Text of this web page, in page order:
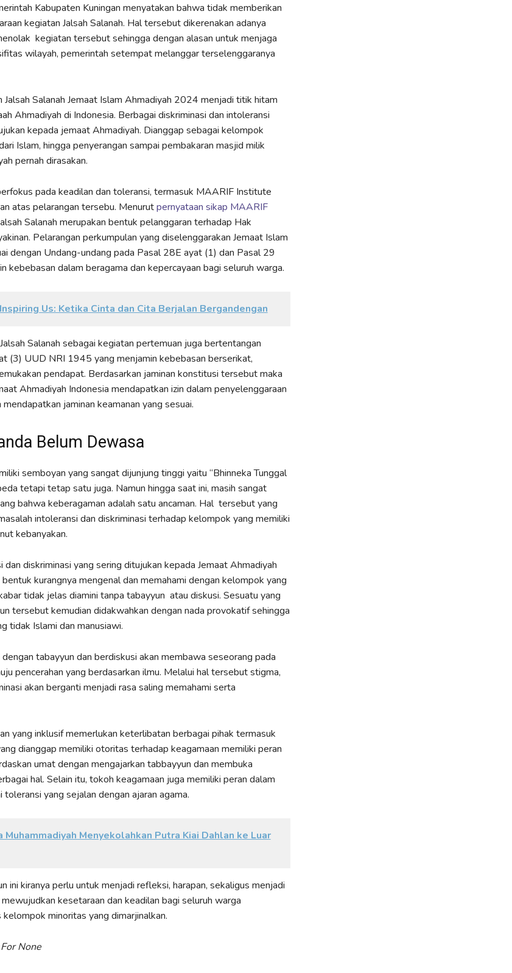
Kabupaten Kuningan menyatakan bahwa tidak memberikan
kegiatan Jalsah Salanah. Hal tersebut dikerenakan adanya
kegiatan tersebut sehingga dengan alasan untuk menjaga
wilayah, pemerintah setempat melanggar terselenggaranya
Jalsah Salanah Jemaat Islam Ahmadiyah 2024 menjadi titik hitam
Ahmadiyah di Indonesia. Berbagai diskriminasi dan intoleransi
kepada jemaat Ahmadiyah. Dianggap sebagai kelompok
Islam, hingga penyerangan sampai pembakaran masjid milik
pernah dirasakan.
pada keadilan dan toleransi, termasuk MAARIF Institute
atas pelarangan tersebu. Menurutpernyataan sikap MAARIF
Salanah merupakan bentuk pelanggaran terhadap Hak
Pelarangan perkumpulan yang diselenggarakan Jemaat Islam
dengan Undang-undang pada Pasal 28E ayat (1) dan Pasal 29
kebebasan dalam beragama dan kepercayaan bagi seluruh warga.
Us: Ketika Cinta dan Cita Berjalan Bergandengan
Salanah sebagai kegiatan pertemuan juga bertentangan
(3) UUD NRI 1945 yang menjamin kebebasan berserikat,
pendapat. Berdasarkan jaminan konstitusi tersebut maka
Ahmadiyah Indonesia mendapatkan izin dalam penyelenggaraan
jaminan keamanan yang sesuai.
Belum Dewasa
semboyan yang sangat dijunjung tinggi yaitu “Bhinneka Tunggal
tetapi tetap satu juga. Namun hingga saat ini, masih sangat
bahwa keberagaman adalah satu ancaman. Hal tersebut yang
intoleransi dan diskriminasi terhadap kelompok yang memiliki
kebanyakan.
dan diskriminasi yang sering ditujukan kepada Jemaat Ahmadiyah
kurangnya mengenal dan memahami dengan kelompok yang
tidak jelas diamini tanpa tabayyun atau diskusi. Sesuatu yang
tersebut kemudian didakwahkan dengan nada provokatif sehingga
tidak Islami dan manusiawi.
tabayyun dan berdiskusi akan membawa seseorang pada
pencerahan yang berdasarkan ilmu. Melalui hal tersebut stigma,
akan berganti menjadi rasa saling memahami serta
yang inklusif memerlukan keterlibatan berbagai pihak termasuk
dianggap memiliki otoritas terhadap keagamaan memiliki peran
umat dengan mengajarkan tabbayyun dan membuka
hal. Selain itu, tokoh keagamaan juga memiliki peran dalam
toleransi yang sejalan dengan ajaran agama.
Muhammadiyah Menyekolahkan Putra Kiai Dahlan ke Luar
ini kiranya perlu untuk menjadi refleksi, harapan, sekaligus menjadi
kesetaraan dan keadilan bagi seluruh warga
minoritas yang dimarjinalkan.
None